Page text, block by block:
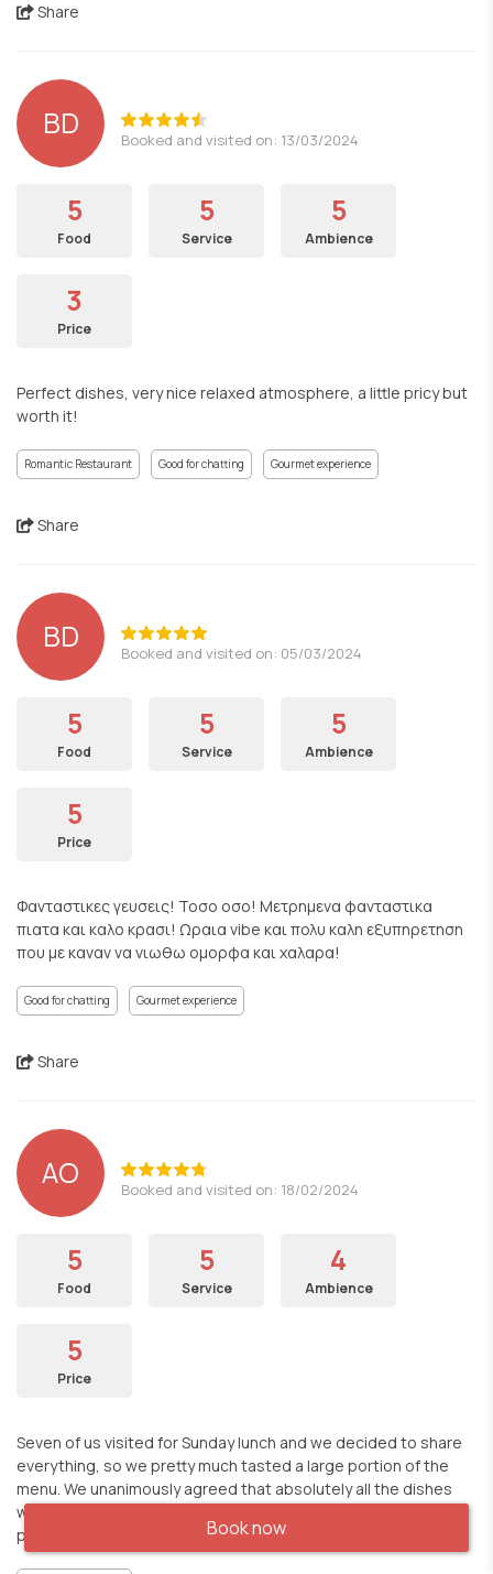
Share
BD Booked and visited on: 13/03/2024
5
Food
5
Service
5
Ambience
3
Price
Perfect dishes, very nice relaxed atmosphere, a little pricy but
worth it!
Romantic Restaurant Good for chatting Gourmet experience
Share
BD Booked and visited on: 05/03/2024
5
Food
5
Service
5
Ambience
5
Price
Φανταστικες γευσεις! Τοσο οσο! Μετρημενα φανταστικα
πιατα και καλο κρασι! Ωραια vibe και πολυ καλη εξυπηρετηση
που με καναν να νιωθω ομορφα και χαλαρα!
Good for chatting Gourmet experience
Share
AO Booked and visited on: 18/02/2024
5
Food
5
Service
4
Ambience
5
Price
Seven of us visited for Sunday lunch and we decided to share
everything, so we pretty much tasted a large portion of the
menu. We unanimously agreed that absolutely all the dishes
were delicious. Quite a rare find this place and at a very fair
price for a fish based menu.Book now